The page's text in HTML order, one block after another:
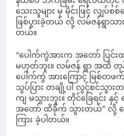
သေးသူများ မှ မိုင်းဖြင့် ‌လျှပ်
ဖြစ်ပွားခဲ့တယ် လို့ လမ်ဇန်ရွာသား
တယ်။
“ပေါက်ကွဲအားက အတော် ပြ
မဟုတ်ဘူး။ လမ်ဇန် ရွာ အထိ တု
ပေါက်ကွဲ အားကြောင့် မြစ်
သွပ်ပြား တချို့ပါ လွင့်စင်သွာ
ကျ မသွားဘူး။ တိုင်ခြေရင်း နှင့်
အတော် ထိခိုက် သွားတယ်” လို့ ဒ
ကြား ခဲ့ပါတယ်။